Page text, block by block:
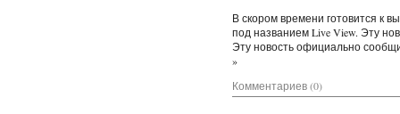
В скором времени готовится к
под названием Live View. Эту
Эту новость официально
»
Комментариев (0)